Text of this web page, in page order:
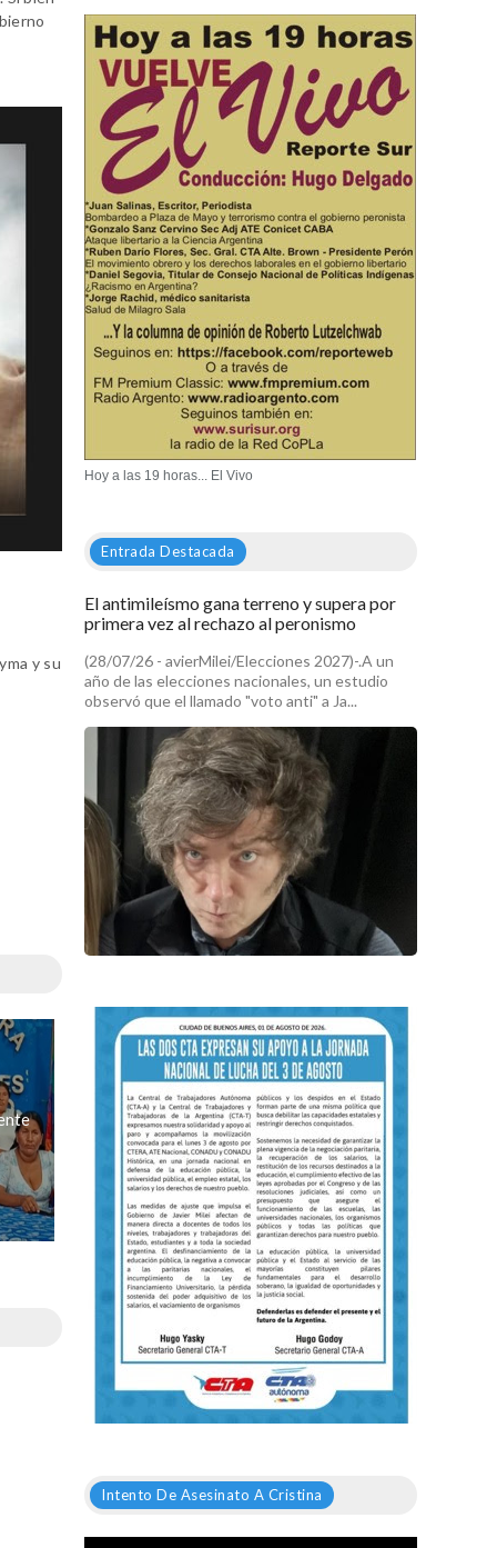
y su
Hoy a las 19 horas... El Vivo
Entrada Destacada
El antimileísmo gana terreno y supera por
primera vez al rechazo al peronismo
(28/07/26 - avierMilei/Elecciones 2027)-.A un
año de las elecciones nacionales, un estudio
observó que el llamado "voto anti" a Ja...
Intento De Asesinato A Cristina